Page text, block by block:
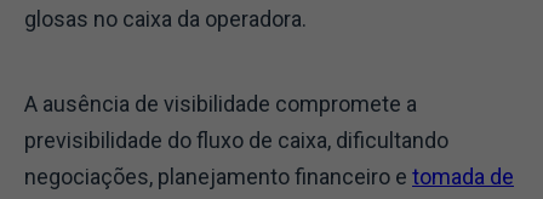
glosas no caixa da operadora.
A ausência de visibilidade compromete a
previsibilidade do fluxo de caixa, dificultando
negociações, planejamento financeiro e tomada de